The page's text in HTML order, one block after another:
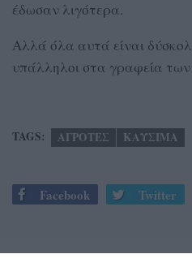
έδωσαν λιγότερα.
Αλλά όλα αυτά είναι
υπάλληλοι στα γραφεία
TAGS: ΑΓΡΟΤΕΣ ΚΑΥΣΙΜΑ
Facebook Twitter